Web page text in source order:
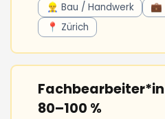
👷‍♂️ Bau / Handwerk
💼
📍 Zürich
80–100 %